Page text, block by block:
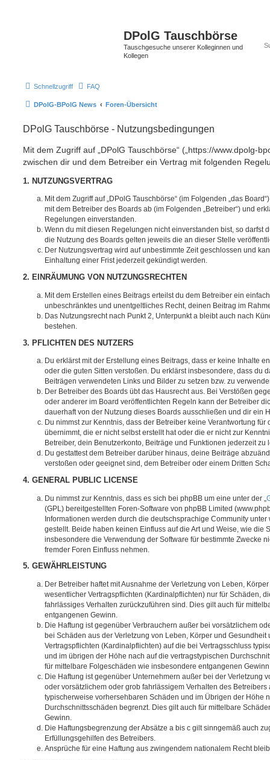
DPolG Tauschbörse
Tauschgesuche unserer Kolleginnen und
Kollegen
Schnellzugriff FAQ
DPolG-BPolG News Foren-Übersicht
DPolG Tauschbörse - Nutzungsbedingungen
Mit dem Zugriff auf „DPolG Tauschbörse“ („https://www.dpolg-
zwischen dir und dem Betreiber ein Vertrag mit folgenden
1. NUTZUNGSVERTRAG
Mit dem Zugriff auf „DPolG Tauschbörse“ (im Folgenden „das
mit dem Betreiber des Boards ab (im Folgenden „Betreiber“) und
Regelungen einverstanden.
Wenn du mit diesen Regelungen nicht einverstanden bist, so darfst
die Nutzung des Boards gelten jeweils die an dieser Stelle
Der Nutzungsvertrag wird auf unbestimmte Zeit geschlossen und
Einhaltung einer Frist jederzeit gekündigt werden.
2. EINRÄUMUNG VON NUTZUNGSRECHTEN
Mit dem Erstellen eines Beitrags erteilst du dem Betreiber ein
unbeschränktes und unentgeltliches Recht, deinen Beitrag im
Das Nutzungsrecht nach Punkt 2, Unterpunkt a bleibt auch nach
bestehen.
3. PFLICHTEN DES NUTZERS
Du erklärst mit der Erstellung eines Beitrags, dass er keine Inhalte
oder die guten Sitten verstoßen. Du erklärst insbesondere, dass du
Beiträgen verwendeten Links und Bilder zu setzen bzw. zu
Der Betreiber des Boards übt das Hausrecht aus. Bei Verstößen
oder anderer im Board veröffentlichten Regeln kann der Betreiber
dauerhaft von der Nutzung dieses Boards ausschließen und dir ein
Du nimmst zur Kenntnis, dass der Betreiber keine Verantwortung für
übernimmt, die er nicht selbst erstellt hat oder die er nicht zur
Betreiber, dein Benutzerkonto, Beiträge und Funktionen jederzeit zu
Du gestattest dem Betreiber darüber hinaus, deine Beiträge
verstoßen oder geeignet sind, dem Betreiber oder einem Dritten
4. GENERAL PUBLIC LICENSE
Du nimmst zur Kenntnis, dass es sich bei phpBB um eine unter der „
(GPL) bereitgestellten Foren-Software von phpBB Limited
Informationen werden durch die deutschsprachige Community unter
gestellt. Beide haben keinen Einfluss auf die Art und Weise, wie die
insbesondere die Verwendung der Software für bestimmte Zwecke
fremder Foren Einfluss nehmen.
5. GEWÄHRLEISTUNG
Der Betreiber haftet mit Ausnahme der Verletzung von Leben,
wesentlicher Vertragspflichten (Kardinalpflichten) nur für Schäden,
fahrlässiges Verhalten zurückzuführen sind. Dies gilt auch für
entgangenen Gewinn.
Die Haftung ist gegenüber Verbrauchern außer bei vorsätzlichem
bei Schäden aus der Verletzung von Leben, Körper und
Vertragspflichten (Kardinalpflichten) auf die bei Vertragsschluss
und im übrigen der Höhe nach auf die vertragstypischen
für mittelbare Folgeschäden wie insbesondere entgangenen
Die Haftung ist gegenüber Unternehmern außer bei der Verletzung
oder vorsätzlichem oder grob fahrlässigem Verhalten des Betreibers
typischerweise vorhersehbaren Schäden und im Übrigen der Höhe
Durchschnittsschäden begrenzt. Dies gilt auch für mittelbare
Gewinn.
Die Haftungsbegrenzung der Absätze a bis c gilt sinngemäß auch
Erfüllungsgehilfen des Betreibers.
Ansprüche für eine Haftung aus zwingendem nationalem Recht